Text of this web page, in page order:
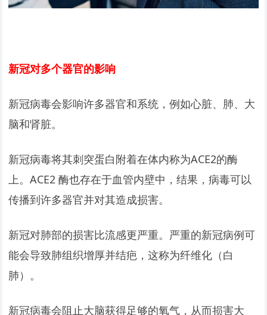
新冠对多个器官的影响
新冠病毒会影响许多器官和系统，例如心脏、肺、大
脑和肾脏。
新冠病毒将其刺突蛋白附着在体内称为ACE2的酶
上。ACE2 酶也存在于血管内壁中，结果，病毒可以
传播到许多器官并对其造成损害。
新冠对肺部的损害比流感更严重。严重的新冠病例可
能会导致肺组织增厚并结疤，这称为纤维化（白
肺）。
新冠病毒会阻止大脑获得足够的氧气，从而损害大